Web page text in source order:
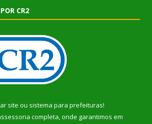
CR2
site ou sistema para prefeituras!
completa, onde garantimos em